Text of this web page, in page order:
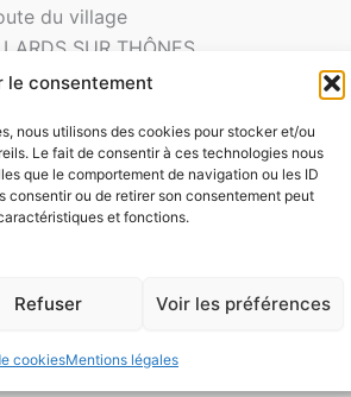
le consentement
nous utilisons des cookies pour stocker et/ou
Le fait de consentir à ces technologies nous
que le comportement de navigation ou les ID
consentir ou de retirer son consentement peut
et fonctions.
Refuser Voir les préférences
cookiesMentions légales
du village
SUR THÔNES
Copyright ©